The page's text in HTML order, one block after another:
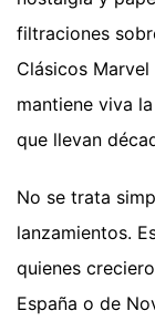
filtraciones
Clásicos
mantiene viva
que llevan
No se trata
lanzamientos.
quienes
España o de